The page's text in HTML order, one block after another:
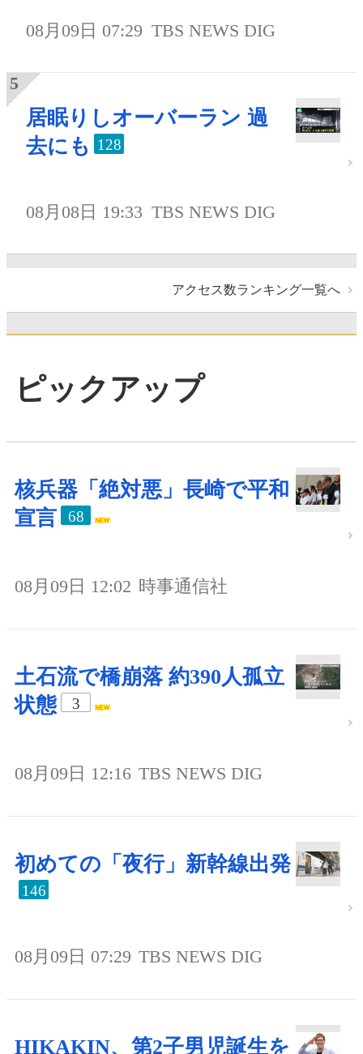
08月09日 07:29 TBS NEWS DIG
居眠りしオーバーラン 過
去にも
128
08月08日 19:33 TBS NEWS DIG
アクセス数ランキング一覧へ
ピックアップ
核兵器「絶対悪」長崎で平和
宣言
68
08月09日 12:02 時事通信社
土石流で橋崩落 約390人孤立
状態
3
08月09日 12:16 TBS NEWS DIG
初めての「夜行」新幹線出発
146
08月09日 07:29 TBS NEWS DIG
HIKAKIN、第2子男児誕生を